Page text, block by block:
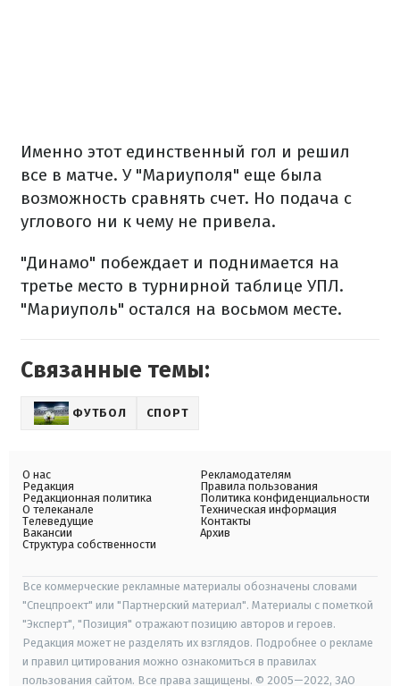
Именно этот единственный гол и решил
все в матче. У "Мариуполя" еще была
возможность сравнять счет. Но подача с
углового ни к чему не привела.
"Динамо" побеждает и поднимается на
третье место в турнирной таблице УПЛ.
"Мариуполь" остался на восьмом месте.
Связанные темы:
ФУТБОЛ СПОРТ
О нас
Редакция
Редакционная политика
О телеканале
Телеведущие
Вакансии
Структура собственности
Рекламодателям
Правила пользования
Политика конфиденциальности
Техническая информация
Контакты
Архив
Все коммерческие рекламные материалы обозначены словами
"Спецпроект" или "Партнерский материал". Материалы с пометкой
"Эксперт", "Позиция" отражают позицию авторов и героев.
Редакция может не разделять их взглядов. Подробнее о рекламе
и правил цитирования можно ознакомиться в правилах
пользования сайтом. Все права защищены. © 2005—2022, ЗАО